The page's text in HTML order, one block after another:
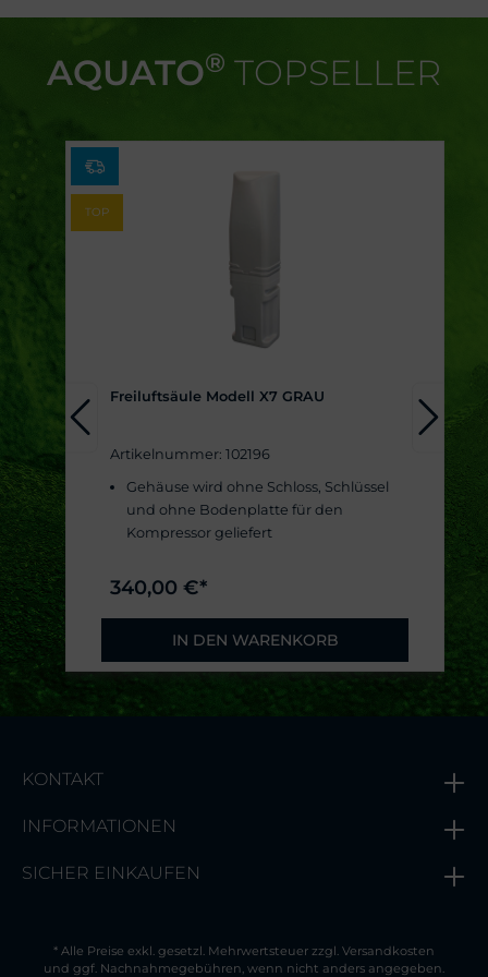
AQUATO® TOPSELLER
TOP
Freiluftsäule Modell X7 GRAU
Artikelnummer: 102196
Gehäuse wird ohne Schloss, Schlüssel
und ohne Bodenplatte für den
Kompressor geliefert
340,00 €*
IN DEN WARENKORB
KONTAKT
INFORMATIONEN
SICHER EINKAUFEN
* Alle Preise exkl. gesetzl. Mehrwertsteuer zzgl. Versandkosten
und ggf. Nachnahmegebühren, wenn nicht anders angegeben.